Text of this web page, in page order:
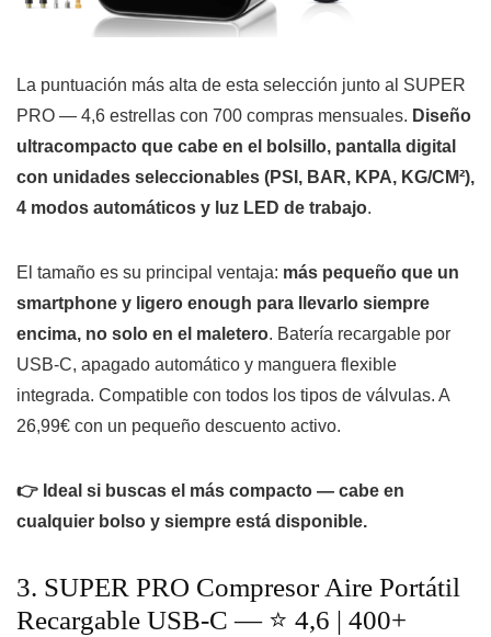
La puntuación más alta de esta selección junto al SUPER
PRO — 4,6 estrellas con 700 compras mensuales. Diseño
ultracompacto que cabe en el bolsillo, pantalla digital
con unidades seleccionables (PSI, BAR, KPA, KG/CM²),
4 modos automáticos y luz LED de trabajo.
El tamaño es su principal ventaja: más pequeño que un
smartphone y ligero enough para llevarlo siempre
encima, no solo en el maletero. Batería recargable por
USB-C, apagado automático y manguera flexible
integrada. Compatible con todos los tipos de válvulas. A
26,99€ con un pequeño descuento activo.
👉 Ideal si buscas el más compacto — cabe en
cualquier bolso y siempre está disponible.
3. SUPER PRO Compresor Aire Portátil
Recargable USB-C — ⭐ 4,6 | 400+